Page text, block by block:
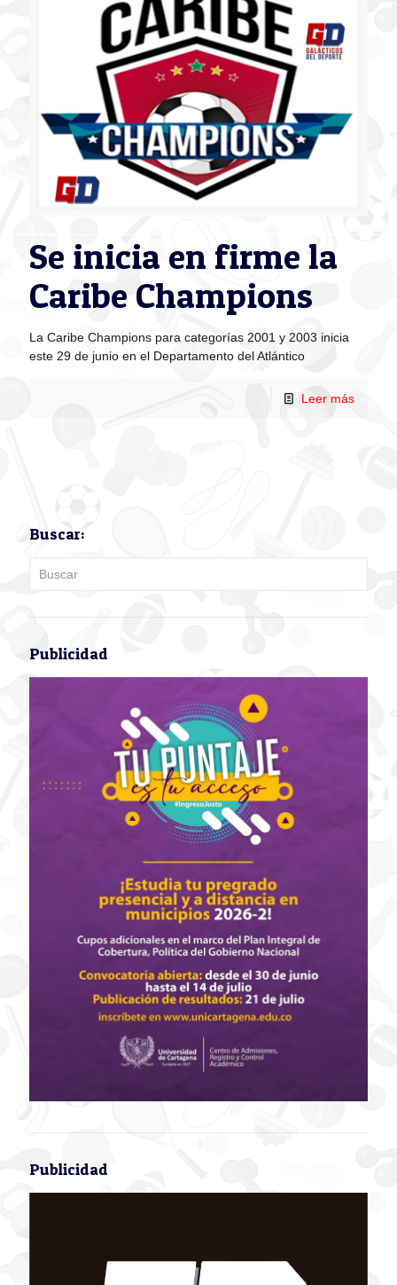
Se inicia en firme la
Caribe Champions
La Caribe Champions para categorías 2001 y 2003 inicia
este 29 de junio en el Departamento del Atlántico
Leer más
Buscar:
Publicidad
Publicidad